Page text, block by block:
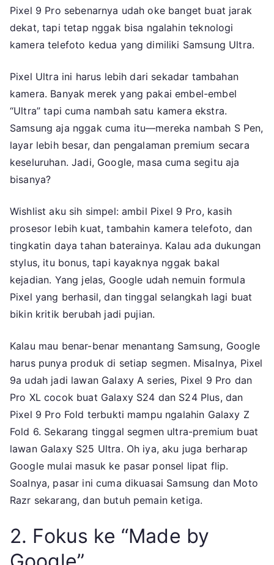
Pixel 9 Pro sebenarnya udah oke banget buat jarak
dekat, tapi tetap nggak bisa ngalahin teknologi
kamera telefoto kedua yang dimiliki Samsung Ultra.
Pixel Ultra ini harus lebih dari sekadar tambahan
kamera. Banyak merek yang pakai embel-embel
“Ultra” tapi cuma nambah satu kamera ekstra.
Samsung aja nggak cuma itu—mereka nambah S Pen,
layar lebih besar, dan pengalaman premium secara
keseluruhan. Jadi, Google, masa cuma segitu aja
bisanya?
Wishlist aku sih simpel: ambil Pixel 9 Pro, kasih
prosesor lebih kuat, tambahin kamera telefoto, dan
tingkatin daya tahan baterainya. Kalau ada dukungan
stylus, itu bonus, tapi kayaknya nggak bakal
kejadian. Yang jelas, Google udah nemuin formula
Pixel yang berhasil, dan tinggal selangkah lagi buat
bikin kritik berubah jadi pujian.
Kalau mau benar-benar menantang Samsung, Google
harus punya produk di setiap segmen. Misalnya, Pixel
9a udah jadi lawan Galaxy A series, Pixel 9 Pro dan
Pro XL cocok buat Galaxy S24 dan S24 Plus, dan
Pixel 9 Pro Fold terbukti mampu ngalahin Galaxy Z
Fold 6. Sekarang tinggal segmen ultra-premium buat
lawan Galaxy S25 Ultra. Oh iya, aku juga berharap
Google mulai masuk ke pasar ponsel lipat flip.
Soalnya, pasar ini cuma dikuasai Samsung dan Moto
Razr sekarang, dan butuh pemain ketiga.
2. Fokus ke “Made by